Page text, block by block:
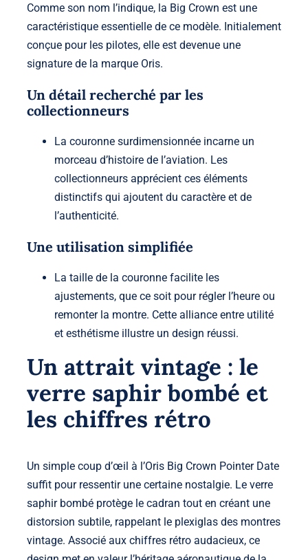
Comme son nom l’indique, la Big Crown est une
caractéristique essentielle de ce modèle. Initialement
conçue pour les pilotes, elle est devenue une
signature de la marque Oris.
Un détail recherché par les
collectionneurs
La couronne surdimensionnée incarne un
morceau d’histoire de l’aviation. Les
collectionneurs apprécient ces éléments
distinctifs qui ajoutent du caractère et de
l’authenticité.
Une utilisation simplifiée
La taille de la couronne facilite les
ajustements, que ce soit pour régler l’heure ou
remonter la montre. Cette alliance entre utilité
et esthétisme illustre un design réussi.
Un attrait vintage : le
verre saphir bombé et
les chiffres rétro
Un simple coup d’œil à l’Oris Big Crown Pointer Date
suffit pour ressentir une certaine nostalgie. Le verre
saphir bombéprotège le cadran tout en créant une
distorsion subtile, rappelant le plexiglas des montres
vintage. Associé aux chiffres rétro audacieux, ce